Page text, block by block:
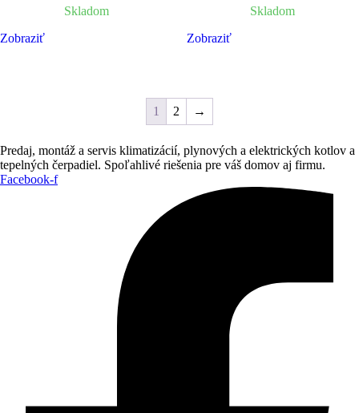
Skladom
Zobraziť
Skladom
Zobraziť
1 2 →
Predaj, montáž a servis klimatizácií, plynových a elektrických kotlov a
tepelných čerpadiel. Spoľahlivé riešenia pre váš domov aj firmu.
Facebook-f